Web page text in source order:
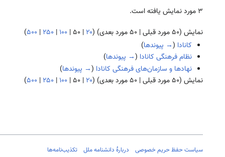
۳ مورد نمایش یافته است.
نمایش (۵۰ مورد قبلی | ۵۰ مورد بعدی ) (۲۰ | ۵۰| ۱۰۰ | ۲۵۰ | ۵۰۰)
کانادا (→ پیوندها)
نظام فرهنگی کانادا (→ پیوندها)
نهادها و سازمان‌های فرهنگی کانادا (→ پیوندها)
نمایش (۵۰ مورد قبلی | ۵۰ مورد بعدی ) (۲۰ | ۵۰| ۱۰۰ | ۲۵۰ | ۵۰۰)
سیاست حفظ حریم خصوصی دربارهٔ دانشنامه ملل تکذیب‌نامه‌ها